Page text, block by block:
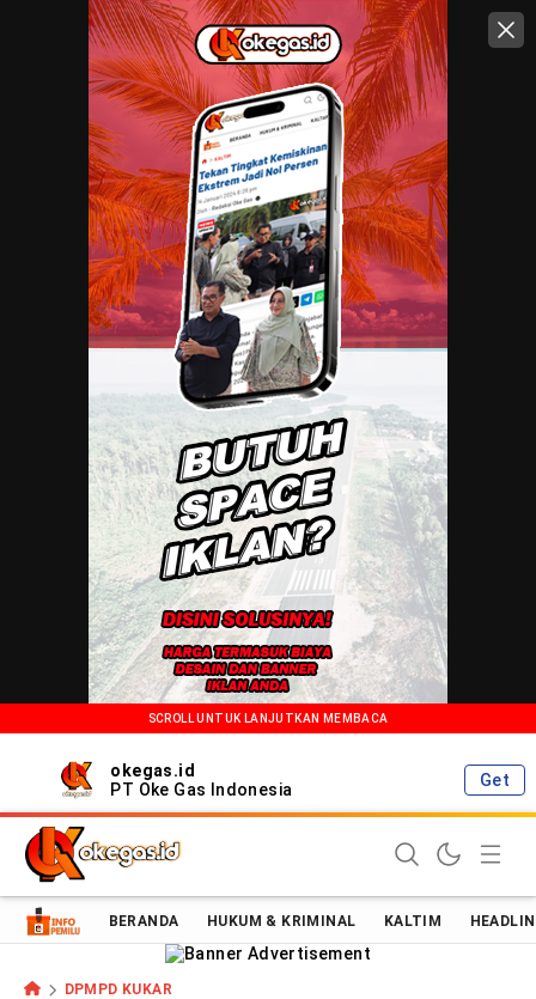
SCROLL UNTUK LANJUTKAN MEMBACA
okegas.id
PT Oke Gas Indonesia
Get
Oke Gas Indonesia | Energi Positif Informasi Terkini!
BERANDA HUKUM & KRIMINAL KALTIM
DPMPD KUKAR